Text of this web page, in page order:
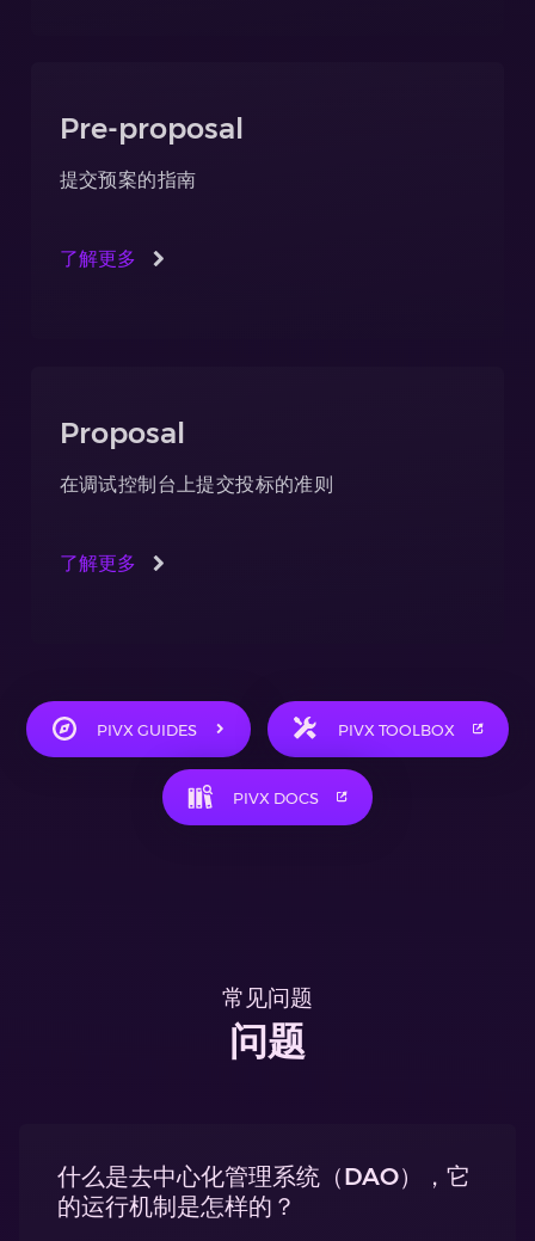
Pre-proposal
提交预案的指南
了解更多
Proposal
在调试控制台上提交投标的准则
了解更多
PIVX GUIDES PIVX TOOLBOX
PIVX DOCS
常见问题
问题
什么是去中心化管理系统（DAO），它
的运行机制是怎样的？